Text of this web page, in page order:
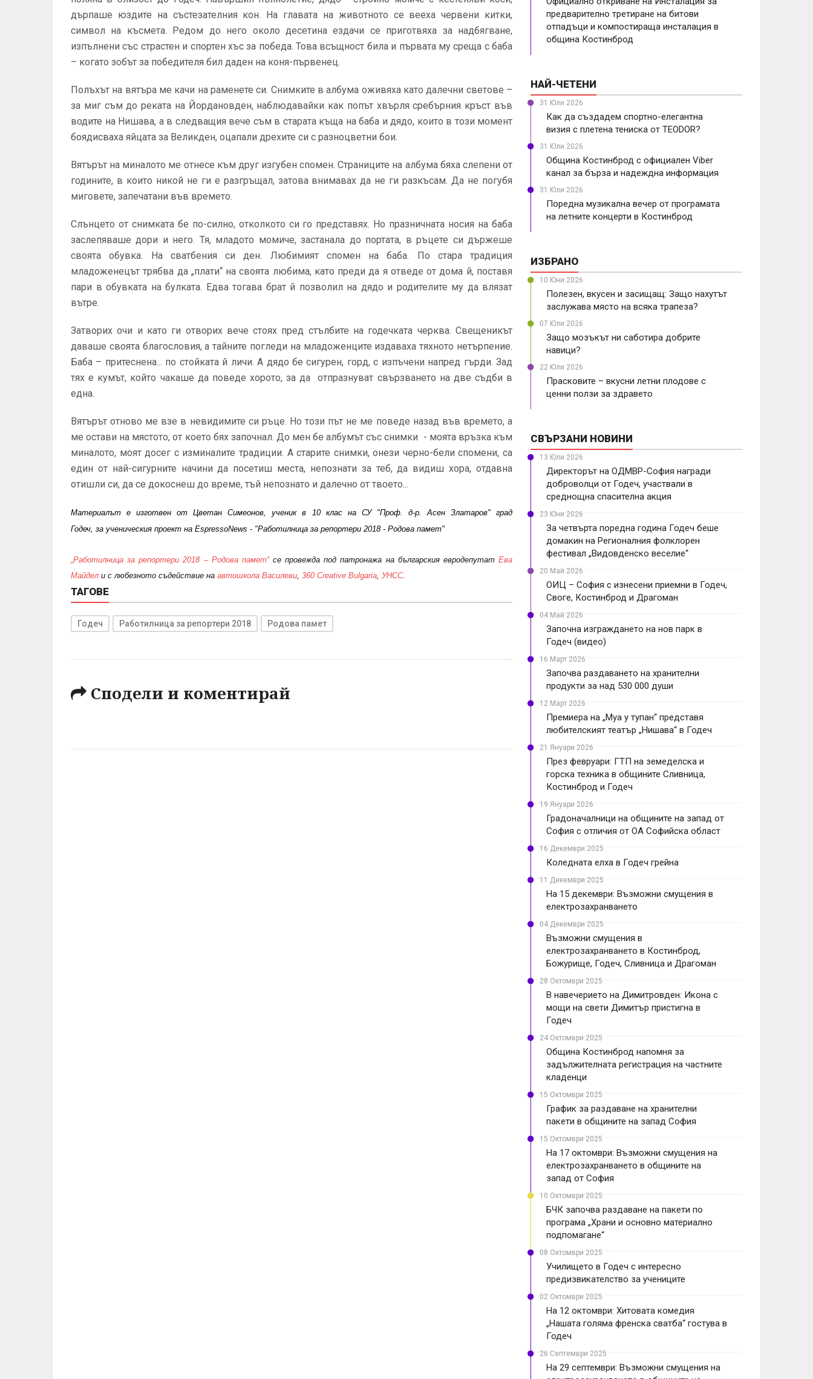
дърпаше юздите на състезателния кон. На главата на животното се вееха червени китки,
символ на късмета. Редом до него около десетина ездачи се приготвяха за надбягване,
изпълнени със страстен и спортен хъс за победа. Това всъщност била и първата му среща с баба
– когато зобът за победителя бил даден на коня-първенец.
Полъхът на вятъра ме качи на раменете си. Снимките в албума оживяха като далечни светове –
за миг съм до реката на Йордановден, наблюдавайки как попът хвърля сребърния кръст във
водите на Нишава, а в следващия вече съм в старата къща на баба и дядо, които в този момент
боядисваха яйцата за Великден, оцапали дрехите си с разноцветни бои.
Вятърът на миналото ме отнесе към друг изгубен спомен. Страниците на албума бяха слепени от
годините, в които никой не ги е разгръщал, затова внимавах да не ги разкъсам. Да не погубя
миговете, запечатани във времето.
Слънцето от снимката бе по-силно, отколкото си го представях. Но празничната носия на баба
заслепяваше дори и него. Тя, младото момиче, застанала до портата, в ръцете си държеше
своята обувка. На сватбения си ден. Любимият спомен на баба. По стара традиция
младоженецът трябва да „плати“ на своята любима, като преди да я отведе от дома й, поставя
пари в обувката на булката. Едва тогава брат й позволил на дядо и родителите му да влязат
вътре.
Затворих очи и като ги отворих вече стоях пред стълбите на годечката черква. Свещеникът
даваше своята благословия, а тайните погледи на младоженците издаваха тяхното нетърпение.
Баба – притеснена... по стойката й личи. А дядо бе сигурен, горд, с изпъчени напред гърди. Зад
тях е кумът, който чакаше да поведе хорото, за да отпразнуват свързването на две съдби в
една.
Вятърът отново ме взе в невидимите си ръце. Но този път не ме поведе назад във времето, а
ме остави на мястото, от което бях започнал. До мен бе албумът със снимки - моята връзка към
миналото, моят досег с изминалите традиции. А старите снимки, онези черно-бели спомени, са
един от най-сигурните начини да посетиш места, непознати за теб, да видиш хора, отдавна
отишли си, да се докоснеш до време, тъй непознато и далечно от твоето...
Материалът е изготвен отЦветан Симеонов, ученик в 10 клас на СУ "Проф. д-р. Асен Златаров" град
Годеч, за ученическия проект на EspressoNews - "Работилница за репортери 2018 - Родова памет"
„Работилница за репортери 2018 – Родова памет“ се провежда под патронажа на българския евродепутатЕва
Майдел и с любезното съдействие на автошкола Василеви, 360 Creative Bulgaria, УНСС.
ТАГОВЕ
Годеч Работилница за репортери 2018 Родова памет
Сподели и коментирай
предварително третиране на битови
отпадъци и компостираща инсталация в
община Костинброд
НАЙ-ЧЕТЕНИ
31 Юли 2026
Как да създадем спортно-елегантна
визия с плетена тениска от TEODOR?
31 Юли 2026
Община Костинброд с официален Viber
канал за бърза и надеждна информация
31 Юли 2026
Поредна музикална вечер от програмата
на летните концерти в Костинброд
ИЗБРАНО
10 Юни 2026
Полезен, вкусен и засищащ: Защо нахутът
заслужава място на всяка трапеза?
07 Юли 2026
Защо мозъкът ни саботира добрите
навици?
22 Юли 2026
Прасковите – вкусни летни плодове с
ценни ползи за здравето
СВЪРЗАНИ НОВИНИ
13 Юли 2026
Директорът на ОДМВР-София награди
доброволци от Годеч, участвали в
среднощна спасителна акция
23 Юни 2026
За четвърта поредна година Годеч беше
домакин на Регионалния фолклорен
фестивал „Видовденско веселие“
20 Май 2026
ОИЦ – София с изнесени приемни в Годеч,
Своге, Костинброд и Драгоман
04 Май 2026
Започна изграждането на нов парк в
Годеч (видео)
16 Март 2026
Започва раздаването на хранителни
продукти за над 530 000 души
12 Март 2026
Премиера на „Муа у тупан“ представя
любителският театър „Нишава“ в Годеч
21 Януари 2026
През февруари: ГТП на земеделска и
горска техника в общините Сливница,
Костинброд и Годеч
19 Януари 2026
Градоначалници на общините на запад от
София с отличия от ОА Софийска област
16 Декември 2025
Коледната елха в Годеч грейна
11 Декември 2025
На 15 декември: Възможни смущения в
електрозахранването
04 Декември 2025
Възможни смущения в
електрозахранването в Костинброд,
Божурище, Годеч, Сливница и Драгоман
28 Октомври 2025
В навечерието на Димитровден: Икона с
мощи на свети Димитър пристигна в
Годеч
24 Октомври 2025
Община Костинброд напомня за
задължителната регистрация на частните
кладенци
15 Октомври 2025
График за раздаване на хранителни
пакети в общините на запад София
15 Октомври 2025
На 17 октомври: Възможни смущения на
електрозахранването в общините на
запад от София
10 Октомври 2025
БЧК започва раздаване на пакети по
програма „Храни и основно материално
подпомагане“
08 Октомври 2025
Училището в Годеч с интересно
предизвикателство за учениците
02 Октомври 2025
На 12 октомври: Хитовата комедия
„Нашата голяма френска сватба“ гостува в
Годеч
26 Септември 2025
На 29 септември: Възможни смущения на